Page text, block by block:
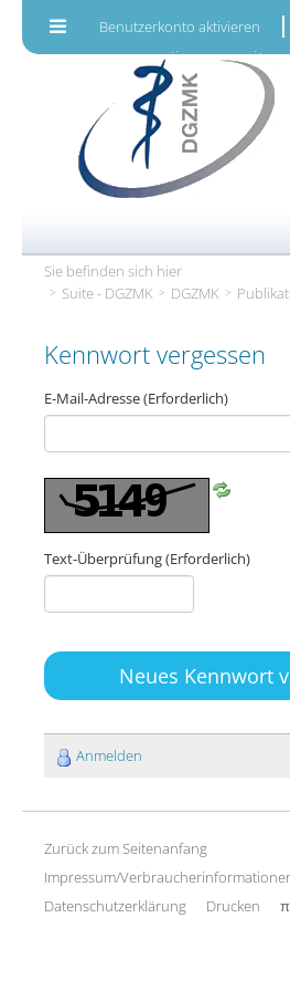
Benutzerkonto aktivieren
Sie befinden sich hier
Suite - DGZMK
DGZMK
Kennwort vergessen
E-Mail-Adresse(Erforderlich)
Text-Überprüfung(Erforderlich)
Neues Kennwort
Anmelden
Zurück zum Seitenanfang
Impressum/
Datenschutzerklärung
Drucken π